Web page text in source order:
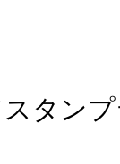
タン